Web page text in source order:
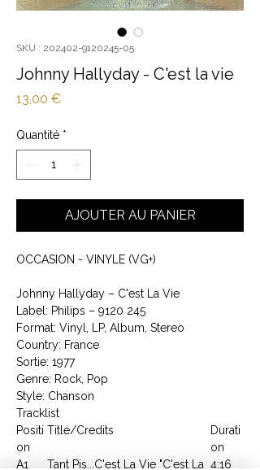
SKU : 202402-9120245-05
Johnny Hallyday - C'est la vie
13,00 €Prix
Quantité *
AJOUTER AU PANIER
OCCASION - VINYLE (VG+)
Johnny Hallyday ‎– C'est La Vie
Label: Philips ‎– 9120 245
Format: Vinyl, LP, Album, Stereo
Country: France
Sortie: 1977
Genre: Rock, Pop
Style: Chanson
Tracklist
Positi
on
Title/Credits
Durati
on
A1
Tant Pis...C'est La Vie "C'est La 4:16